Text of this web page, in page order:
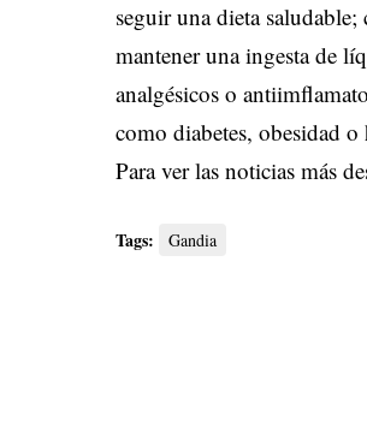
seguir una dieta
mantener una ingesta de
analgésicos o
como diabetes, obesidad
Para ver las noticias más
Tags: Gandia